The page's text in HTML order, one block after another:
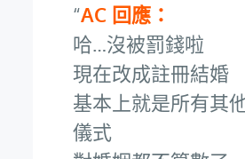
AC 回應：
哈…沒被罰錢啦
現在改成註冊結婚
基本上就是所有其
儀式